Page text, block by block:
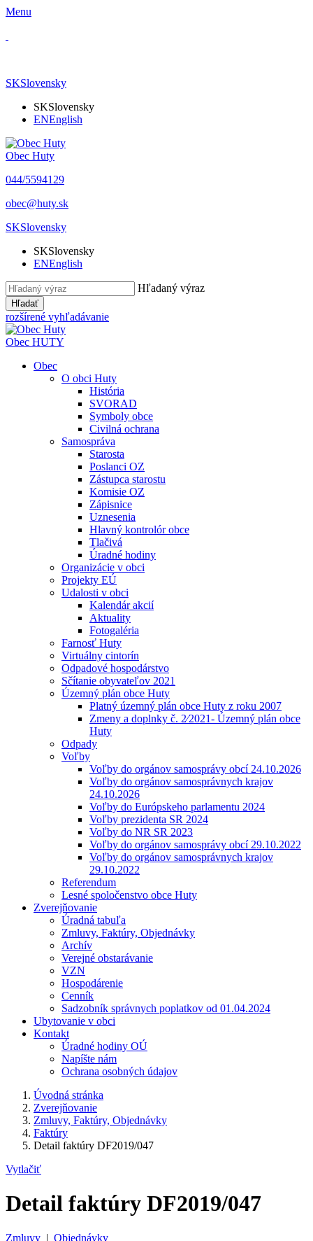
Menu
SKSlovensky
SKSlovensky
ENEnglish
Obec Huty
​044/5594129
​obec@huty.sk
SKSlovensky
SKSlovensky
ENEnglish
Hľadaný výraz
Hľadať
rozšírené vyhľadávanie
Obec HUTY
Obec
O obci Huty
História
SVORAD
Symboly obce
Civilná ochrana
Samospráva
Starosta
Poslanci OZ
Zástupca starostu
Komisie OZ
Zápisnice
Uznesenia
Hlavný kontrolór obce
Tlačivá
Úradné hodiny
Organizácie v obci
Projekty EÚ
Udalosti v obci
Kalendár akcií
Aktuality
Fotogaléria
Farnosť Huty
Virtuálny cintorín
Odpadové hospodárstvo
Sčítanie obyvateľov 2021
Územný plán obce Huty
Platný územný plán obce Huty z roku 2007
Zmeny a doplnky č. 2⁄2021- Územný plán obce
Huty
Odpady
Voľby
Voľby do orgánov samosprávy obcí 24.10.2026
Voľby do orgánov samosprávnych krajov
24.10.2026
Voľby do Európskeho parlamentu 2024
Voľby prezidenta SR 2024
Voľby do NR SR 2023
Voľby do orgánov samosprávy obcí 29.10.2022
Voľby do orgánov samosprávnych krajov
29.10.2022
Referendum
Lesné spoločenstvo obce Huty
Zverejňovanie
Úradná tabuľa
Zmluvy, Faktúry, Objednávky
Archív
Verejné obstarávanie
VZN
Hospodárenie
Cenník
Sadzobník správnych poplatkov od 01.04.2024
Ubytovanie v obci
Kontakt
Úradné hodiny OÚ
Napíšte nám
Ochrana osobných údajov
Úvodná stránka
Zverejňovanie
Zmluvy, Faktúry, Objednávky
Faktúry
Detail faktúry DF2019/047
Vytlačiť
Detail faktúry DF2019/047
Zmluvy | Objednávky